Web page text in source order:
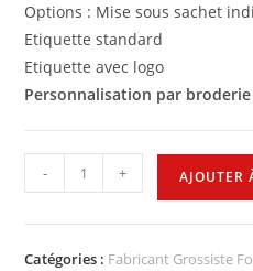
Options : Mise sous sachet
Etiquette standard
Etiquette avec logo
Personnalisation par
- + AJOUTER
Catégories : Fabricant Grossiste